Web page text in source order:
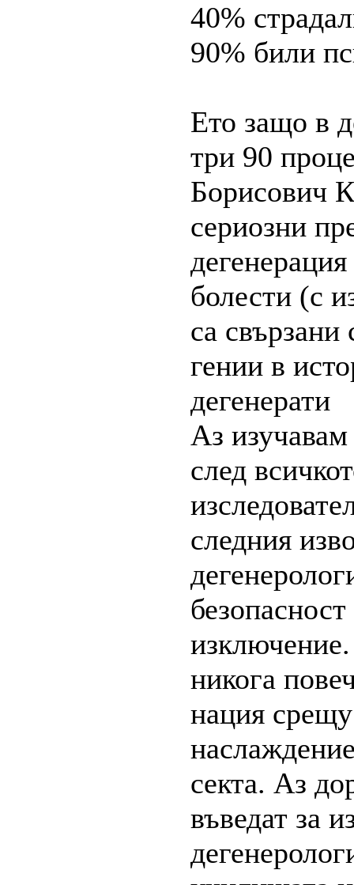
40%
90% били
Ето защо в
три 90
Борисович
сериозни
болести (с
са свързани
гении в
дегенерати
Аз
след
следния
никога
нация срещу
секта. Аз
въведат за